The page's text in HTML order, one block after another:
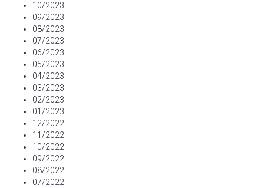
10/2023
09/2023
08/2023
07/2023
06/2023
05/2023
04/2023
03/2023
02/2023
01/2023
12/2022
11/2022
10/2022
09/2022
08/2022
07/2022